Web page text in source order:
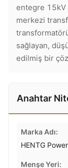
entegre 15kV
merkezi
sağlayan,
edilmiş bir
Anahtar
Marka Adı:
HENTG Power
Menşe Yeri: